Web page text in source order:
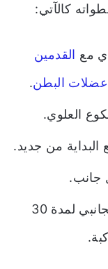
كالآتي:
مع القدمين
البطن.
العلوي.
من جديد.
يُمكنك الثبات على وضع بلانك الجانبي لمدة 30